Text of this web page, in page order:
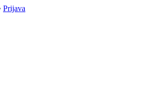
Prijava